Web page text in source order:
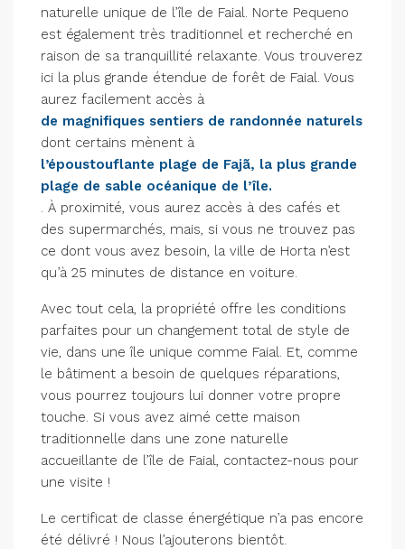
naturelle unique de l’île de Faial. Norte Pequeno
est également très traditionnel et recherché en
raison de sa tranquillité relaxante. Vous trouverez
ici la plus grande étendue de forêt de Faial. Vous
aurez facilement accès à
de magnifiques sentiers de randonnée naturels
dont certains mènent à
l’époustouflante plage de Fajã, la plus grande
plage de sable océanique de l’île.
. À proximité, vous aurez accès à des cafés et
des supermarchés, mais, si vous ne trouvez pas
ce dont vous avez besoin, la ville de Horta n’est
qu’à 25 minutes de distance en voiture.
Avec tout cela, la propriété offre les conditions
parfaites pour un changement total de style de
vie, dans une île unique comme Faial. Et, comme
le bâtiment a besoin de quelques réparations,
vous pourrez toujours lui donner votre propre
touche. Si vous avez aimé cette maison
traditionnelle dans une zone naturelle
accueillante de l’île de Faial, contactez-nous pour
une visite !
Le certificat de classe énergétique n’a pas encore
été délivré ! Nous l’ajouterons bientôt.